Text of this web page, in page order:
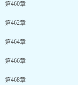
第460章
第462章
第464章
第466章
第468章